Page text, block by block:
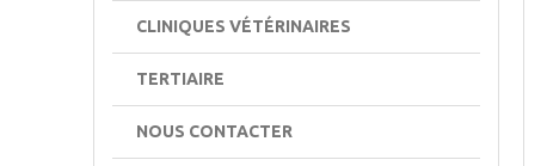
CLINIQUES VÉTÉRINAIRES
TERTIAIRE
NOUS CONTACTER